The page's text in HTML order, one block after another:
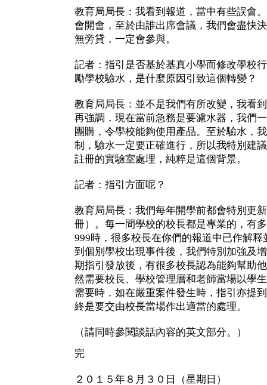
教育局局長：我看到報道，當中有些誤會
會開會，至於由誰出席會議，我們會盡快
無旁貸，一定會參與。
記者：指引是否基於基真小學而修改學校
勵學校驗水，是什麼原因引致這個轉變？
教育局局長：並不是我們有所改變，我看
再強調，現在當前急務是要濾水器，我們
團購，令學校能夠使用產品。至於驗水，
制，驗水一定要正確進行，所以我特別建
註冊的實驗室處理，純粹是這個背景。
記者：指引方面呢？
教育局局長：我們每年開學前都會特別更
冊）。每一間學校的校長都是專業的，有
999時，很多校長在你們的報道中已作解
到個別學校出現事件後，我們特別加強及
期指引發放後，有很多校長認為能夠幫助
然需要校長、學校管理層和老師當場以學
需要時，如在嚴重案件發生時，指引亦提
終是要交由校長當場作出適當的處理。
（請同時參閱談話內容的英文部分。）
完
２０１５年８月３０日（星期日）